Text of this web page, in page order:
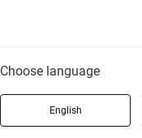
Choose language
English